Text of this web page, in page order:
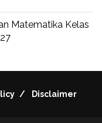
Matematika Kelas
Disclaimer